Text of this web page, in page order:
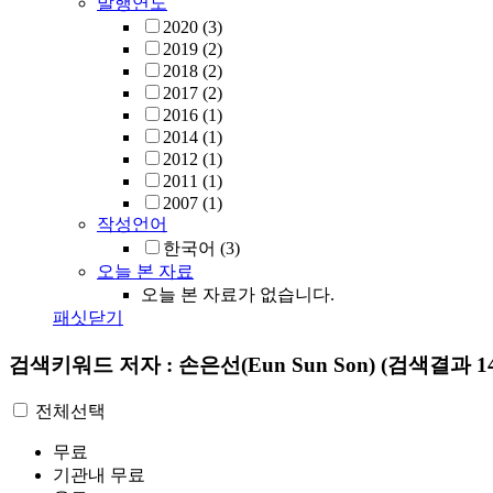
2020 (3)
2019 (2)
2018 (2)
2017 (2)
2016 (1)
2014 (1)
2012 (1)
2011 (1)
2007 (1)
작성언어
한국어 (3)
오늘 본 자료
오늘 본 자료가 없습니다.
패싯닫기
검색키워드 저자 : 손은선(Eun Sun Son) (검색결과
전체선택
무료
기관내 무료